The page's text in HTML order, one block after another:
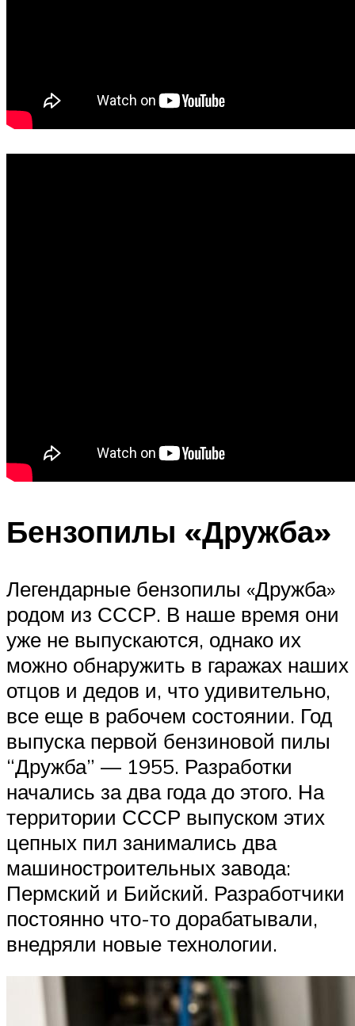
Бензопилы «Дружба»
Легендарные бензопилы «Дружба»
родом из СССР. В наше время они
уже не выпускаются, однако их
можно обнаружить в гаражах наших
отцов и дедов и, что удивительно,
все еще в рабочем состоянии. Год
выпуска первой бензиновой пилы
“Дружба” — 1955. Разработки
начались за два года до этого. На
территории СССР выпуском этих
цепных пил занимались два
машиностроительных завода:
Пермский и Бийский. Разработчики
постоянно что-то дорабатывали,
внедряли новые технологии.